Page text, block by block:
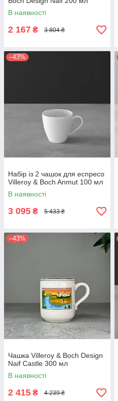
В наявності
2 167 ₴ 3 804 ₴
–43%
Набір із 2 чашок для еспресо
Villeroy & Boch Anmut 100 мл
В наявності
3 095 ₴ 5 433 ₴
–43%
Чашка Villeroy & Boch Design
Naif Castle 300 мл
В наявності
2 415 ₴ 4 239 ₴